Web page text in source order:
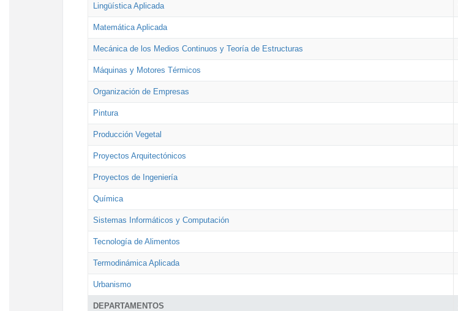
DEPARTAMENTOS
Lingüística Aplicada
Matemática Aplicada
Mecánica de los Medios Continuos y Teoría de Estructuras
Máquinas y Motores Térmicos
Organización de Empresas
Pintura
Producción Vegetal
Proyectos Arquitectónicos
Proyectos de Ingeniería
Química
Sistemas Informáticos y Computación
Tecnología de Alimentos
Termodinámica Aplicada
Urbanismo